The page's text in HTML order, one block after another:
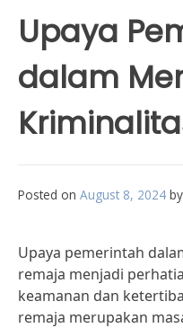
Upaya
dalam
Posted on August 8, 2024 by
Upaya pemerintah
remaja menjadi
keamanan dan
remaja merupakan